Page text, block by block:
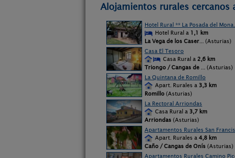
Alojamientos rurales cercanos
Hotel Rural ** La Posada del
Hotel Rural a 1,1 km
La Vega de los Caser... (Asturias)
Casa El Tesoro
Casa Rural a 2,6 km
Triongo / Cangas de ... (Asturias)
La Quintana de Romillo
Apart. Rurales a 3,3 km
Romillo (Asturias)
La Rectoral Arriondas
Casa Rural a 3,7 km
Arriondas (Asturias)
Apartamentos Rurales San
Apart. Rurales a 4,8 km
Caño / Cangas de Onís (Asturias)
Apartamentos Rurales Camino